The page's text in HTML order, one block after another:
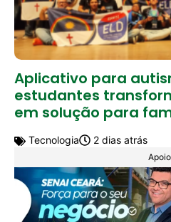
Aplicativo para
estudantes
em solução para
Tecnologia 2 dias atrás
Apoio